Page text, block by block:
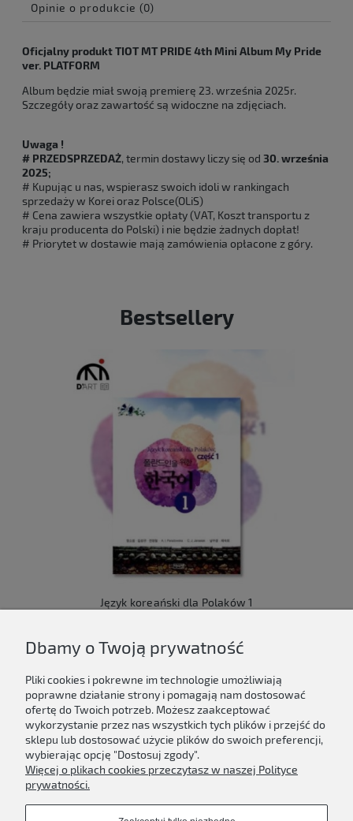
Opinie o produkcie (0)
Oficjalny produkt TIOT MT PRIDE 4th Mini Album My Pride
ver. PLATFORM
Album będzie miał swoją premierę 23. września 2025r.
Szczegóły oraz zawartość są widoczne na zdjęciach.
Uwaga !
# PRZEDSPRZEDAŻ, termin dostawy liczy się od 30. września
2025;
# Kupując u nas, wspierasz swoich idoli w rankingach
sprzedaży w Korei oraz Polsce(OLiS)
# Cena zawiera wszystkie opłaty (VAT, Koszt transportu z
kraju producenta do Polski) i nie będzie żadnych dopłat!
# Priorytet w dostawie mają zamówienia opłacone z góry.
Bestsellery
Język koreański dla Polaków 1
Do koszyka
Newsletter
Podaj swój adres e-mail, jeżeli chcesz otrzymywać
informacje o nowościach i promocjach.
Dbamy o Twoją prywatność
Pliki cookies i pokrewne im technologie umożliwiają
poprawne działanie strony i pomagają nam dostosować
ofertę do Twoich potrzeb. Możesz zaakceptować
wykorzystanie przez nas wszystkich tych plików i przejść do
sklepu lub dostosować użycie plików do swoich preferencji,
wybierając opcję "Dostosuj zgody".
Więcej o plikach cookies przeczytasz w naszej Polityce
prywatności.